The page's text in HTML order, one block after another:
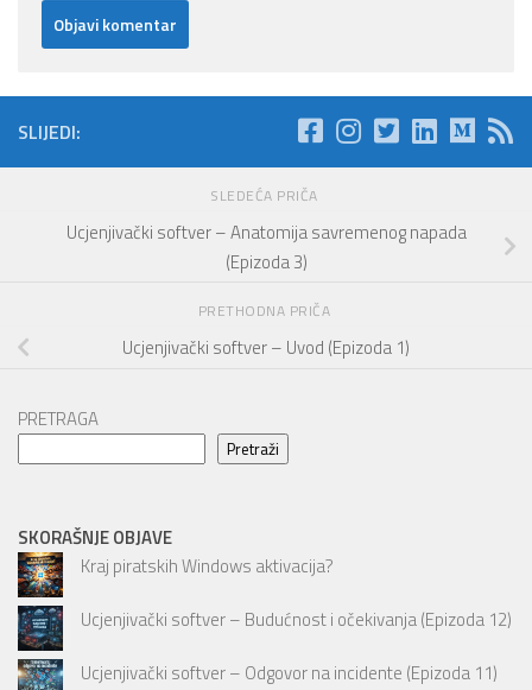
SLIJEDI:
SLEDEĆA PRIČA
Ucjenjivački softver – Anatomija savremenog napada
(Epizoda 3)
PRETHODNA PRIČA
Ucjenjivački softver – Uvod (Epizoda 1)
PRETRAGA
Pretraži
SKORAŠNJE OBJAVE
Kraj piratskih Windows aktivacija?
Ucjenjivački softver – Budućnost i očekivanja (Epizoda 12)
Ucjenjivački softver – Odgovor na incidente (Epizoda 11)